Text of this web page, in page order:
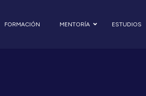
FORMACIÓN MENTORÍA ESTUDIOS